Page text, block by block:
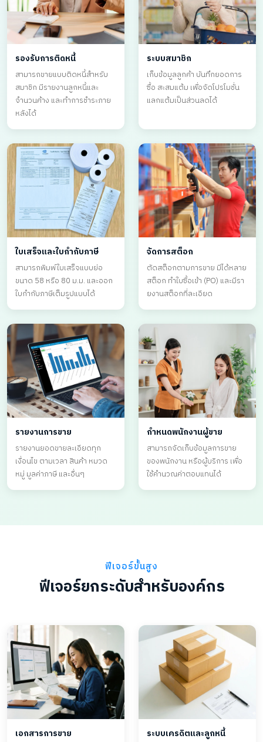
รองรับการติดหนี้
สามารถขายแบบติดหนี้สำหรับ
สมาชิก มีรายงานลูกหนี้และ
จำนวนค้าง และทำการชำระภาย
หลังได้
ระบบสมาชิก
เก็บข้อมูลลูกค้า บันทึกยอดการ
ซื้อ สะสมแต้ม เพื่อจัดโปรโมชั่น
แลกแต้มเป็นส่วนลดได้
ใบเสร็จและใบกำกับภาษี
สามารถพิมพ์ใบเสร็จแบบย่อ
ขนาด 58 หรือ 80 ม.ม. และออก
ใบกำกับภาษีเต็มรูปแบบได้
จัดการสต็อก
ตัดสต็อกตามการขาย มีได้หลาย
สต็อก ทำใบซื้อเข้า (PO) และมีรา
ยงานสต็อกที่ละเอียด
รายงานการขาย
รายงานยอดขายละเอียดทุก
เงื่อนไข ตามเวลา สินค้า หมวด
หมู่ มูลค่าภาษี และอื่นๆ
กำหนดพนักงานผู้ขาย
สามารถจัดเก็บข้อมูลการขาย
ของพนักงาน หรือผู้บริการ เพื่อ
ใช้คำนวณค่าตอบแทนได้
ฟีเจอร์ขั้นสูง
ฟีเจอร์ยกระดับสำหรับองค์กร
เอกสารการขาย ระบบเครดิตและลูกหนี้